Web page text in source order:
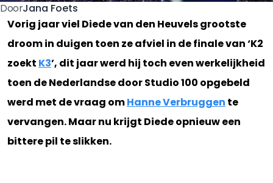
DoorJana Foets
Vorig jaar viel Diede van den Heuvels grootste
droom in duigen toen ze afviel in de finale van ‘K2
zoekt K3’, dit jaar werd hij toch even werkelijkheid
toen de Nederlandse door Studio 100 opgebeld
werd met de vraag omHanne Verbruggen te
vervangen. Maar nu krijgt Diede opnieuw een
bittere pil te slikken.